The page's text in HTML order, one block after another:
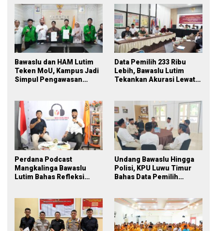
Bawaslu dan HAM Lutim
Teken MoU, Kampus Jadi
Simpul Pengawasan
Data Pemilih 233 Ribu
Lebih, Bawaslu Lutim
Tekankan Akurasi Lewat
Perdana Podcast
Mangkalinga Bawaslu
Lutim Bahas Refleksi
Undang Bawaslu Hingga
Polisi, KPU Luwu Timur
Bahas Data Pemilih